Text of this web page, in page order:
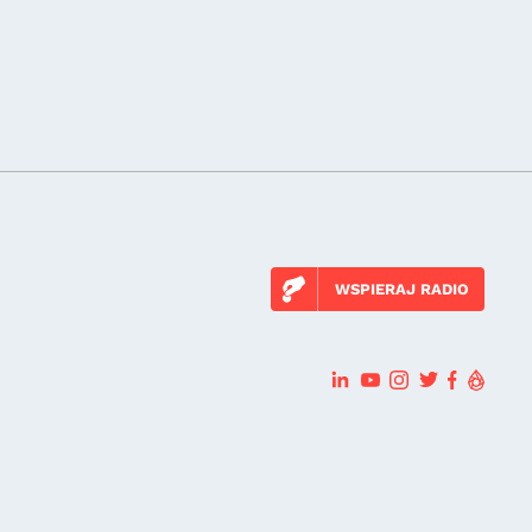
WSPIERAJ RADIO